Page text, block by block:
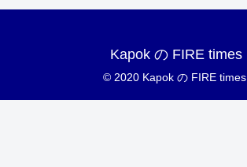
Kapok の FIRE times
© 2020 Kapok の FIRE times.